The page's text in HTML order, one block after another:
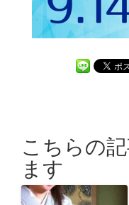
こちらの
ます